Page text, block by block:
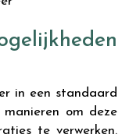
in een standaard
om deze
te verwerken.